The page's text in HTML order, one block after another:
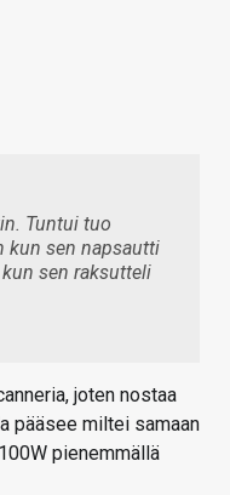
Tuntui tuo
kun sen napsautti
sen raksutteli
joten nostaa
pääsee miltei samaan
pienemmällä